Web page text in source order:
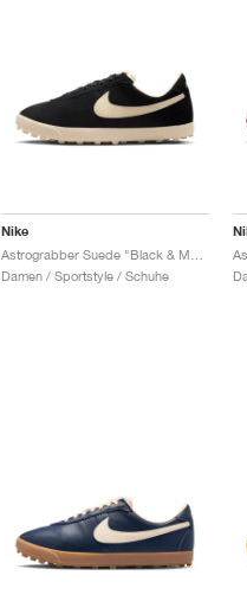
Nike
Damen / Sportstyle / Schuhe